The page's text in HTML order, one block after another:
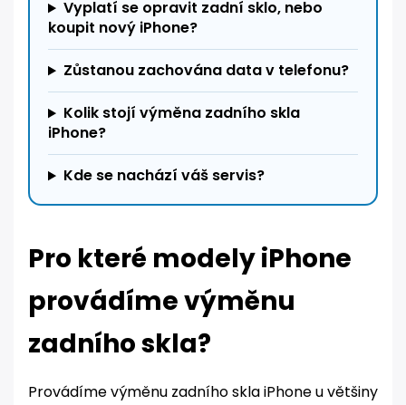
Vyplatí se opravit zadní sklo, nebo
koupit nový iPhone?
Zůstanou zachována data v telefonu?
Kolik stojí výměna zadního skla
iPhone?
Kde se nachází váš servis?
Pro které modely iPhone
provádíme výměnu
zadního skla?
Provádíme výměnu zadního skla iPhone u většiny